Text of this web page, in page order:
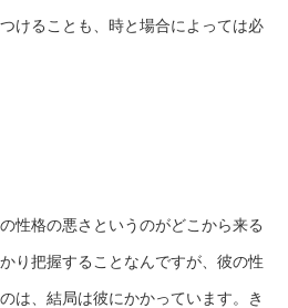
けることも、時と場合によっては必
性格の悪さというのがどこから来る
り把握することなんですが、彼の性
は、結局は彼にかかっています。き